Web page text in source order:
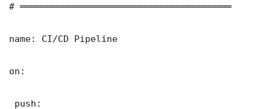
# ═══════════════════════════════════════
name: CI/CD Pipeline
on:
push: